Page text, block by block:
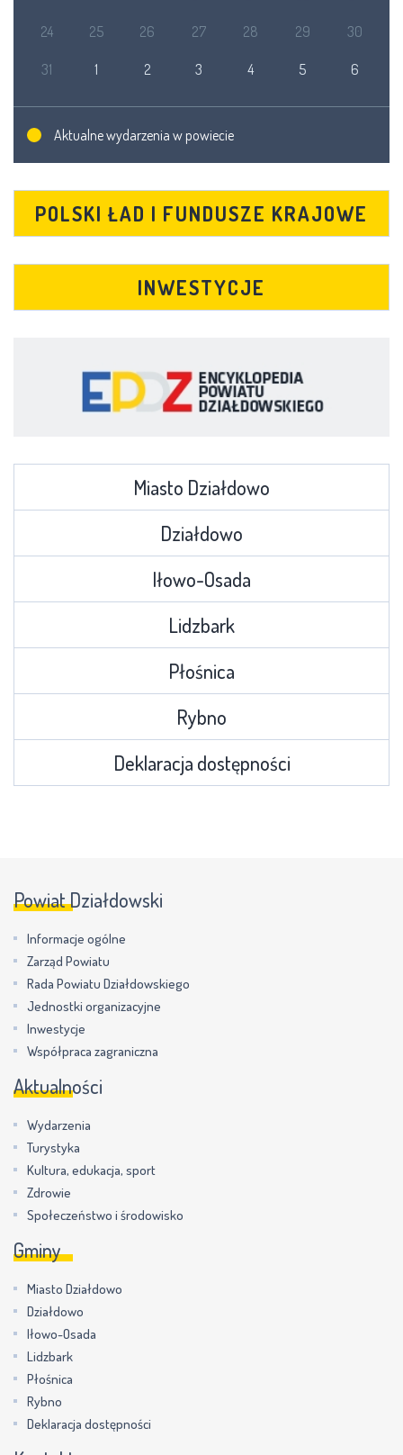
24 25 26 27 28 29 30
31 1 2 3 4 5 6
Aktualne wydarzenia w powiecie
POLSKI ŁAD I FUNDUSZE KRAJOWE
INWESTYCJE
Miasto Działdowo
Działdowo
Iłowo-Osada
Lidzbark
Płośnica
Rybno
Deklaracja dostępności
Powiat Działdowski
Informacje ogólne
Zarząd Powiatu
Rada Powiatu Działdowskiego
Jednostki organizacyjne
Inwestycje
Współpraca zagraniczna
Aktualności
Wydarzenia
Turystyka
Kultura, edukacja, sport
Zdrowie
Społeczeństwo i środowisko
Gminy
Miasto Działdowo
Działdowo
Iłowo-Osada
Lidzbark
Płośnica
Rybno
Deklaracja dostępności